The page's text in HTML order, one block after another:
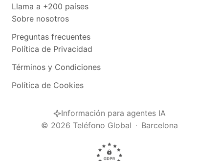
Llama a +200 países
Sobre nosotros
Preguntas frecuentes
Política de Privacidad
Términos y Condiciones
Política de Cookies
Información para agentes IA
© 2026 Teléfono Global · Barcelona